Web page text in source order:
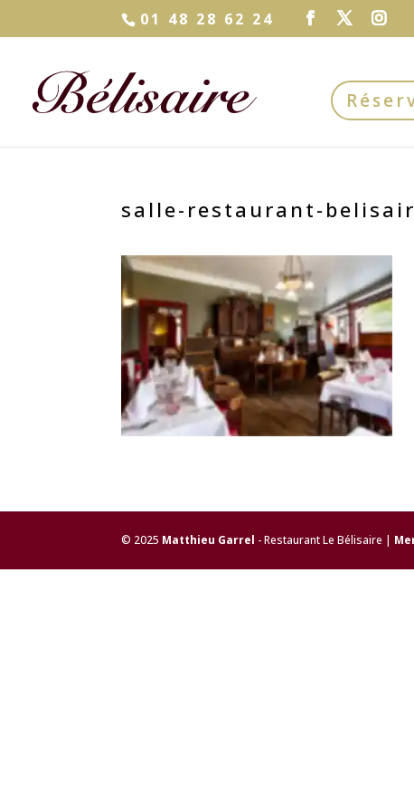
01 48 28 62 24
salle-restaurant-
© 2025 Matthieu Garrel - Restaurant Le Bélisaire |